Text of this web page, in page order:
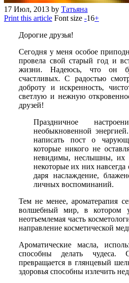
17 Июл, 2013 by Татьяна
Print this article Font size -16+
Дорогие друзья!
Сегодня у меня особое
провела свой старый год и
жизни. Надеюсь, что он
счастливых. С радостью
доброту и искренность,
светлую и нежную
друзей!
Праздничное
необыкновенной
написать пост о
которые никого не
невидимы, неслышны, их
некоторые их них
даря наслаждение,
личных воспоминаний.
Тем не менее, ароматерапия
волшебный мир, в котором
неотъемлемая часть
направление косметической
Ароматические масла,
способны делать
превращается в глянцевый
здоровья способны излечить